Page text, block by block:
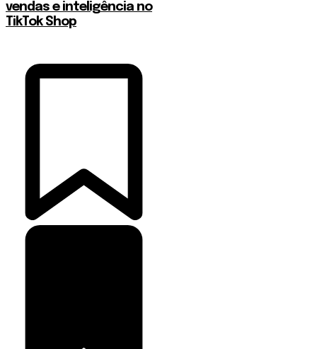
vendas e inteligência no
TikTok Shop